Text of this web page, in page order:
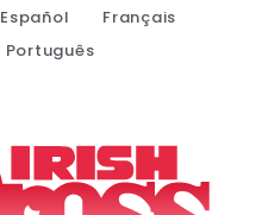
Español
Français
Português